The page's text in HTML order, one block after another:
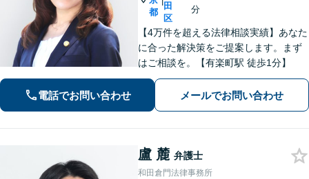
都
田
区
分
【4万件を超える法律相談実績】あなた
に合った解決策をご提案します。まず
はご相談を。【有楽町駅 徒歩1分】
電話でお問い合わせ メールでお問い合わせ
盧 麓 弁護士
和田倉門法律事務所